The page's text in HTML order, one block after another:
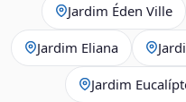
Jardim Éden Ville
Jardim Eliana
Jardim